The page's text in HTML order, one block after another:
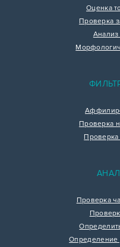
Оценка
Проверка
Анализ
Проверка
Проверка
Проверка
Определение